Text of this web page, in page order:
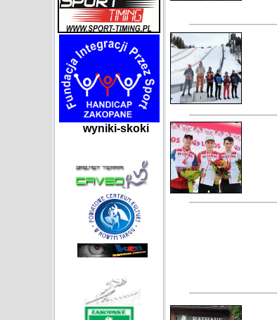
wyniki-skoki